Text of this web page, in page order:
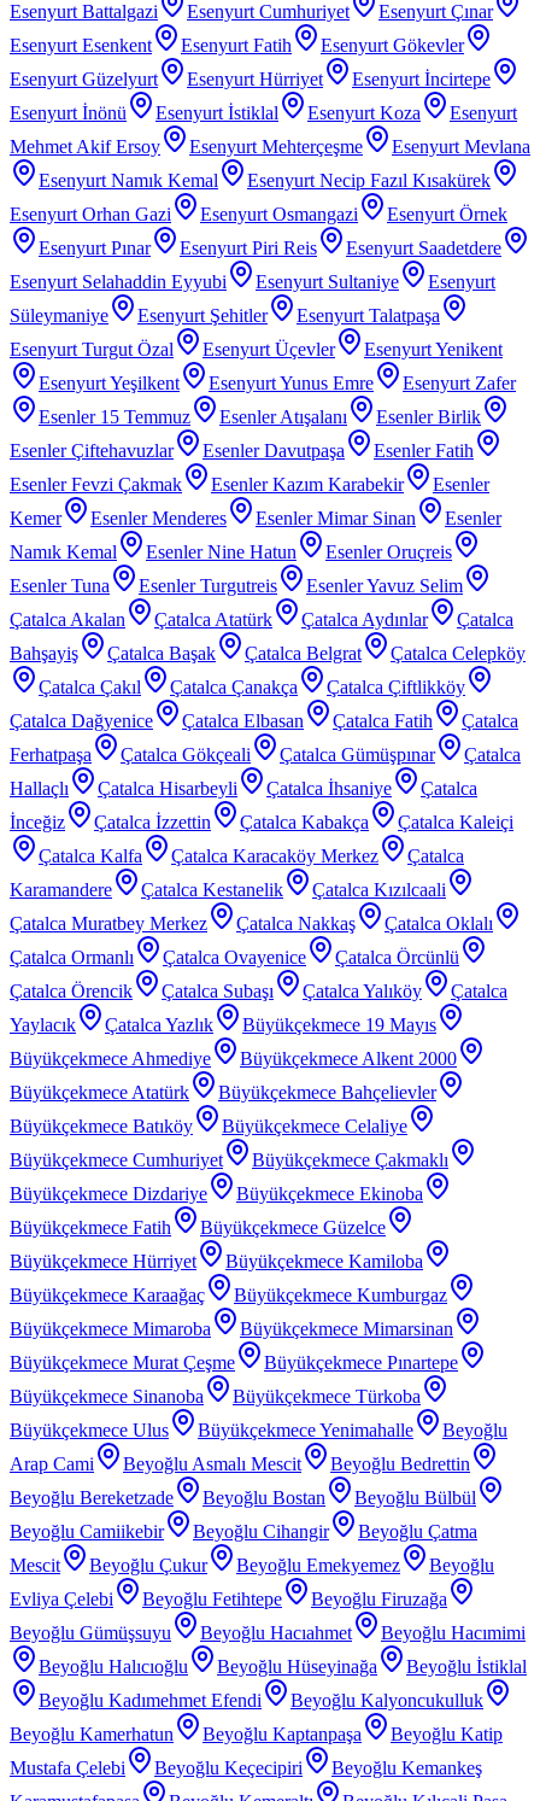
Esenyurt Battalgazi
Esenyurt Cumhuriyet
Esenyurt Çınar
Esenyurt Esenkent
Esenyurt Fatih
Esenyurt Gökevler
Esenyurt Güzelyurt
Esenyurt Hürriyet
Esenyurt İncirtepe
Esenyurt İnönü
Esenyurt İstiklal Esenyurt Koza
Esenyurt
Mehmet Akif Ersoy
Esenyurt Mehterçeşme
Esenyurt Mevlana
Esenyurt Namık Kemal
Esenyurt Necip Fazıl Kısakürek
Esenyurt Orhan Gazi
Esenyurt Osmangazi
Esenyurt Örnek
Esenyurt Pınar
Esenyurt Piri Reis
Esenyurt Saadetdere
Esenyurt Selahaddin Eyyubi
Esenyurt Sultaniye
Esenyurt
Süleymaniye
Esenyurt Şehitler
Esenyurt Talatpaşa
Esenyurt Turgut Özal
Esenyurt Üçevler
Esenyurt Yenikent
Esenyurt Yeşilkent
Esenyurt Yunus Emre
Esenyurt Zafer
Esenler 15 Temmuz
Esenler Atışalanı
Esenler Birlik
Esenler Çiftehavuzlar
Esenler Davutpaşa
Esenler Fatih
Esenler Fevzi Çakmak
Esenler Kazım Karabekir
Esenler
Kemer
Esenler Menderes Esenler Mimar Sinan
Esenler
Namık Kemal
Esenler Nine Hatun
Esenler Oruçreis
Esenler Tuna
Esenler Turgutreis
Esenler Yavuz Selim
Çatalca Akalan
Çatalca Atatürk Çatalca Aydınlar
Çatalca
Bahşayiş
Çatalca Başak Çatalca Belgrat
Çatalca Celepköy
Çatalca Çakıl
Çatalca Çanakça
Çatalca Çiftlikköy
Çatalca Dağyenice
Çatalca Elbasan Çatalca Fatih
Çatalca
Ferhatpaşa
Çatalca Gökçeali Çatalca Gümüşpınar
Çatalca
Hallaçlı
Çatalca Hisarbeyli Çatalca İhsaniye
Çatalca
İnceğiz
Çatalca İzzettin Çatalca Kabakça
Çatalca Kaleiçi
Çatalca Kalfa
Çatalca Karacaköy Merkez
Çatalca
Karamandere
Çatalca Kestanelik
Çatalca Kızılcaali
Çatalca Muratbey Merkez
Çatalca Nakkaş
Çatalca Oklalı
Çatalca Ormanlı
Çatalca Ovayenice
Çatalca Örcünlü
Çatalca Örencik
Çatalca Subaşı Çatalca Yalıköy
Çatalca
Yaylacık
Çatalca Yazlık
Büyükçekmece 19 Mayıs
Büyükçekmece Ahmediye
Büyükçekmece Alkent 2000
Büyükçekmece Atatürk
Büyükçekmece Bahçelievler
Büyükçekmece Batıköy
Büyükçekmece Celaliye
Büyükçekmece Cumhuriyet
Büyükçekmece Çakmaklı
Büyükçekmece Dizdariye
Büyükçekmece Ekinoba
Büyükçekmece Fatih
Büyükçekmece Güzelce
Büyükçekmece Hürriyet
Büyükçekmece Kamiloba
Büyükçekmece Karaağaç
Büyükçekmece Kumburgaz
Büyükçekmece Mimaroba
Büyükçekmece Mimarsinan
Büyükçekmece Murat Çeşme
Büyükçekmece Pınartepe
Büyükçekmece Sinanoba
Büyükçekmece Türkoba
Büyükçekmece Ulus
Büyükçekmece Yenimahalle
Beyoğlu
Arap Cami
Beyoğlu Asmalı Mescit
Beyoğlu Bedrettin
Beyoğlu Bereketzade
Beyoğlu Bostan
Beyoğlu Bülbül
Beyoğlu Camiikebir
Beyoğlu Cihangir
Beyoğlu Çatma
Mescit
Beyoğlu Çukur Beyoğlu Emekyemez
Beyoğlu
Evliya Çelebi
Beyoğlu Fetihtepe
Beyoğlu Firuzağa
Beyoğlu Gümüşsuyu
Beyoğlu Hacıahmet
Beyoğlu Hacımimi
Beyoğlu Halıcıoğlu
Beyoğlu Hüseyinağa
Beyoğlu İstiklal
Beyoğlu Kadımehmet Efendi
Beyoğlu Kalyoncukulluk
Beyoğlu Kamerhatun
Beyoğlu Kaptanpaşa
Beyoğlu Katip
Mustafa Çelebi
Beyoğlu Keçecipiri
Beyoğlu Kemankeş